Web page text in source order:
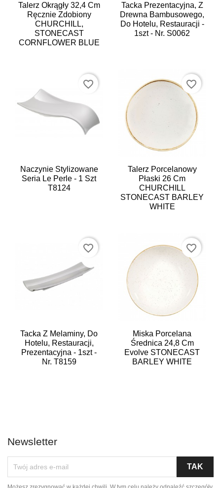
Talerz Okrągły 32,4 Cm
Ręcznie Zdobiony
CHURCHILL,
STONECAST
CORNFLOWER BLUE
Tacka Prezentacyjna, Z
Drewna Bambusowego,
Do Hotelu, Restauracji -
1szt - Nr. S0062
Naczynie Stylizowane
Seria Le Perle - 1 Szt
T8124
favorite_border
Talerz Porcelanowy
Płaski 26 Cm
CHURCHILL
STONECAST BARLEY
WHITE
favorite_border
Tacka Z Melaminy, Do
Hotelu, Restauracji,
Prezentacyjna - 1szt -
Nr. T8159
favorite_border
Miska Porcelana
Średnica 24,8 Cm
Evolve STONECAST
BARLEY WHITE
favorite_border
Newsletter